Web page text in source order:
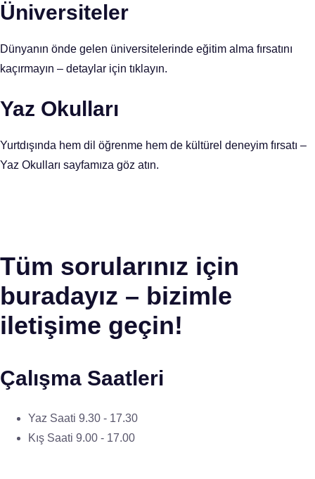
Üniversiteler
Dünyanın önde gelen üniversitelerinde eğitim alma fırsatını
kaçırmayın – detaylar için tıklayın.
Yaz Okulları
Yurtdışında hem dil öğrenme hem de kültürel deneyim fırsatı –
Yaz Okulları sayfamıza göz atın.
Tüm sorularınız için
buradayız – bizimle
iletişime geçin!
Çalışma Saatleri
Yaz Saati 9.30 - 17.30
Kış Saati 9.00 - 17.00